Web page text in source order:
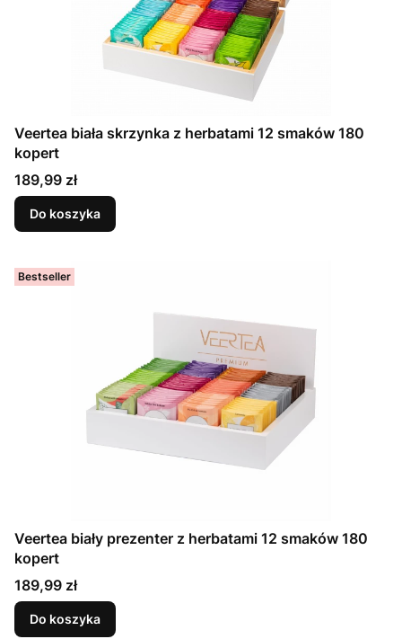
Veertea biała skrzynka z herbatami 12 smaków 180
kopert
Cena
189,99 zł
Do koszyka
Bestseller
Veertea biały prezenter z herbatami 12 smaków 180
kopert
Cena
189,99 zł
Do koszyka